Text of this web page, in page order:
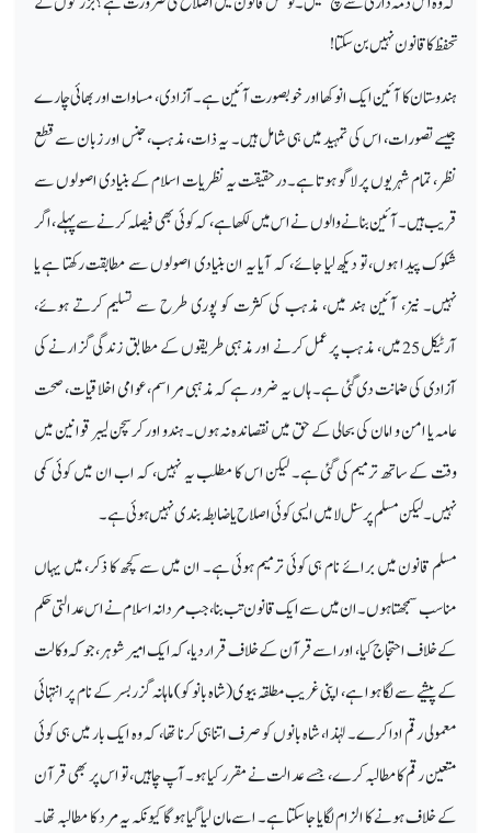
تحفظ کا قانون نہیں بن سکتا!
ہندوستان کا آئین ایک انوکھا اور خوبصورت آئین ہے۔ آزادی، مساوات اور بھائی چارے
جیسے تصورات، اس کی تمہید میں ہی شامل ہیں۔ یہ ذات، مذہب، جنس اور زبان سے قطع
نظر، تمام شہریوں پر لاگو ہوتا ہے۔ درحقیقت یہ نظریات اسلام کے بنیادی اصولوں سے
قریب ہیں۔ آئین بنانے والوں نے اس میں لکھا ہے، کہ کوئی بھی فیصلہ کرنے سے پہلے، اگر
شکوک پیدا ہوں، تو دیکھ لیا جائے، کہ آیا یہ ان بنیادی اصولوں سے مطابقت رکھتا ہے یا
نہیں۔ نیز، آئین ہند میں، مذہب کی کثرت کو پوری طرح سے تسلیم کرتے ہوئے،
آرٹیکل 25 میں، مذہب پر عمل کرنے اور مذہبی طریقوں کے مطابق زندگی گزارنے کی
آزادی کی ضمانت دی گئی ہے۔ ہاں یہ ضرور ہے کہ مذہبی مراسم، عوامی اخلاقیات، صحت
عامہ یا امن و امان کی بحالی کے حق میں نقصاندہ نہ ہوں۔ ہندو اور کرسچن لیبر قوانین میں
وقت کے ساتھ ترمیم کی گئی ہے۔ لیکن اس کا مطلب یہ نہیں، کہ اب ان میں کوئی کمی
نہیں۔ لیکن مسلم پرسنل لا میں ایسی کوئی اصلاح یا ضابطہ بندی نہیں ہوئی ہے۔
مسلم قانون میں برائے نام ہی کوئی ترمیم ہوئی ہے۔ ان میں سے کچھ کا ذکر، میں یہاں
مناسب سمجھتا ہوں۔ ان میں سے ایک قانون تب بنا، جب مردانہ اسلام نے اس عدالتی حکم
کے خلاف احتجاج کیا، اور اسے قرآن کے خلاف قرار دیا، کہ ایک امیر شوہر، جو کہ وکالت
کے پیشے سے لگا ہوا ہے، اپنی غریب مطلقہ بیوی (شاہ بانو کو) ماہانہ گزربسر کے نام پر انتہائی
معمولی رقم ادا کرے۔ لہٰذا، شاہ بانوں کو صرف اتنا ہی کرنا تھا، کہ وہ ایک بار میں ہی کوئی
متعین رقم کا مطالبہ کرے، جسے عدالت نے مقرر کیا ہو۔ آپ چاہیں، تو اس پر بھی قرآن
کے خلاف ہونے کا الزام لگایا جا سکتا ہے۔ اسے مان لیا گیا ہوگا کیونکہ یہ مرد کا مطالبہ تھا۔